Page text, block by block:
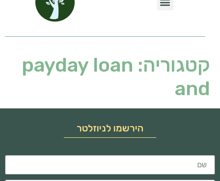
קטגוריה: payday loan
and
הירשמו לניוזלטר